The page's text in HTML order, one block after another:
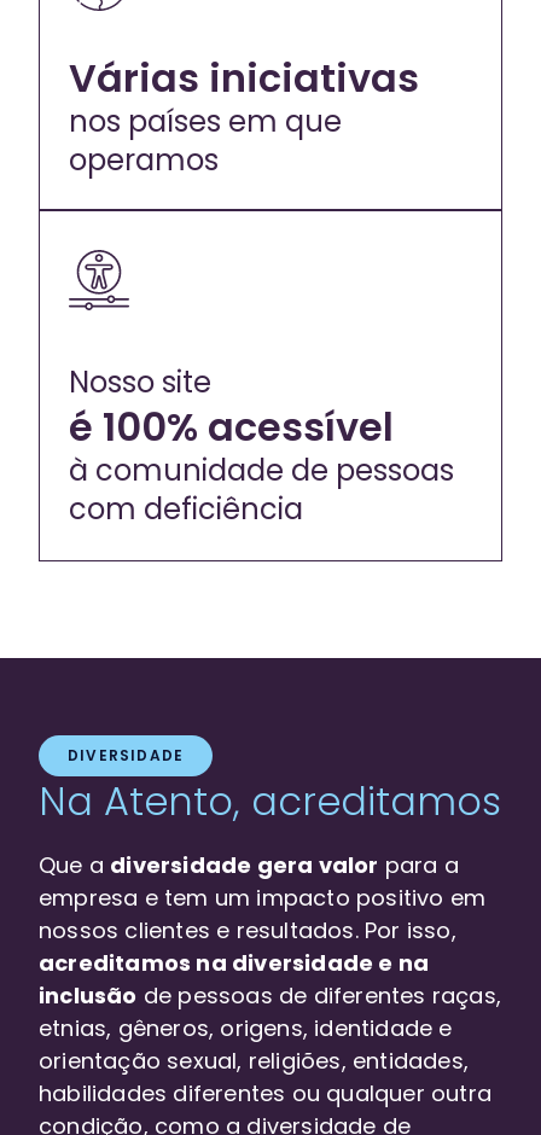
Várias iniciativas
nos países em que
operamos
Nosso site
é 100% acessível
à comunidade de pessoas
com deficiência
DIVERSIDADE
Na Atento, acreditamos
Que a diversidade gera valor para a
empresa e tem um impacto positivo em
nossos clientes e resultados. Por isso,
acreditamos na diversidade e na
inclusão de pessoas de diferentes raças,
etnias, gêneros, origens, identidade e
orientação sexual, religiões, entidades,
habilidades diferentes ou qualquer outra
condição, como a diversidade de